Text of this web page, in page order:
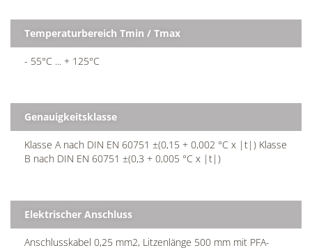
Temperaturbereich Tmin / Tmax
- 55°C ... + 125°C
Genauigkeitsklasse
Klasse A nach DIN EN 60751 ±(0,15 + 0,002 °C x |t|) Klasse
B nach DIN EN 60751 ±(0,3 + 0,005 °C x |t|)
Elektrischer Anschluss
Anschlusskabel 0,25 mm2, Litzenlänge 500 mm mit PFA-